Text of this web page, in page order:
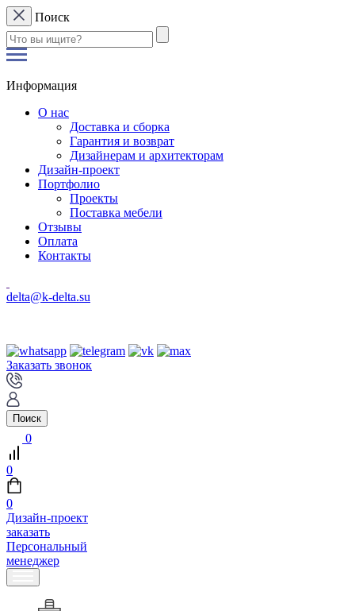
Поиск
Информация
О нас
Доставка и сборка
Гарантия и возврат
Дизайнерам и архитекторам
Дизайн-проект
Портфолио
Проекты
Поставка мебели
Отзывы
Оплата
Контакты
delta@k-delta.su
Заказать звонок
Поиск
0
0
0
Дизайн-проект
заказать
Персональный
менеджер